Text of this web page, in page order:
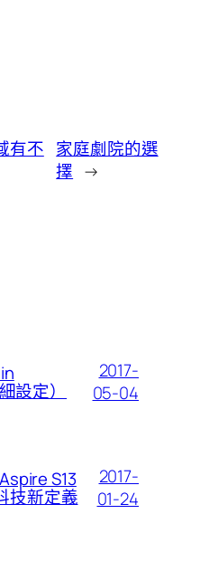
有不 家庭劇院的選
擇 →
設定）
2017-
05-04
S13
技新定義
2017-
01-24